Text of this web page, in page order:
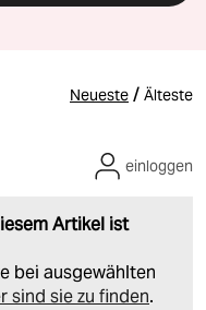
Neueste / Älteste
Artikel ist
bei ausgewählten
sind sie zu finden.
einloggen